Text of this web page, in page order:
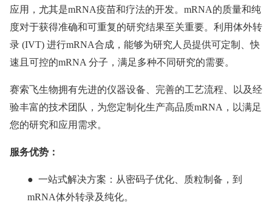
应用，尤其是mRNA疫苗和疗法的开发。mRNA的质量和纯
度对于获得准确和可重复的研究结果至关重要。利用体外转
录 (IVT) 进行mRNA合成，能够为研究人员提供可定制、快
速且可控的mRNA 分子，满足多种不同研究的需要。
赛索飞生物拥有先进的仪器设备、完善的工艺流程、以及经
验丰富的技术团队，为您定制化生产高品质mRNA，以满足
您的研究和应用需求。
服务优势：
●  一站式解决方案：从密码子优化、质粒制备，到
mRNA体外转录及纯化。